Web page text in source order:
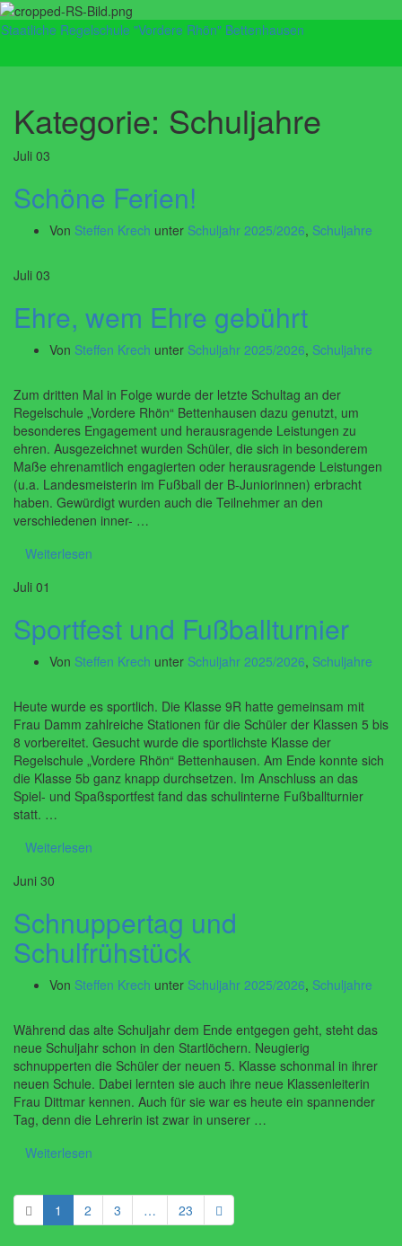
Staatliche Regelschule "Vordere Rhön" Bettenhausen
Kategorie: Schuljahre
Juli 03
Schöne Ferien!
Von Steffen Krech unter Schuljahr 2025/2026, Schuljahre
Juli 03
Ehre, wem Ehre gebührt
Von Steffen Krech unter Schuljahr 2025/2026, Schuljahre
Zum dritten Mal in Folge wurde der letzte Schultag an der
Regelschule „Vordere Rhön“ Bettenhausen dazu genutzt, um
besonderes Engagement und herausragende Leistungen zu
ehren. Ausgezeichnet wurden Schüler, die sich in besonderem
Maße ehrenamtlich engagierten oder herausragende Leistungen
(u.a. Landesmeisterin im Fußball der B-Juniorinnen) erbracht
haben. Gewürdigt wurden auch die Teilnehmer an den
verschiedenen inner- …
Weiterlesen
Juli 01
Sportfest und Fußballturnier
Von Steffen Krech unter Schuljahr 2025/2026, Schuljahre
Heute wurde es sportlich. Die Klasse 9R hatte gemeinsam mit
Frau Damm zahlreiche Stationen für die Schüler der Klassen 5 bis
8 vorbereitet. Gesucht wurde die sportlichste Klasse der
Regelschule „Vordere Rhön“ Bettenhausen. Am Ende konnte sich
die Klasse 5b ganz knapp durchsetzen. Im Anschluss an das
Spiel- und Spaßsportfest fand das schulinterne Fußballturnier
statt. …
Weiterlesen
Juni 30
Schnuppertag und
Schulfrühstück
Von Steffen Krech unter Schuljahr 2025/2026, Schuljahre
Während das alte Schuljahr dem Ende entgegen geht, steht das
neue Schuljahr schon in den Startlöchern. Neugierig
schnupperten die Schüler der neuen 5. Klasse schonmal in ihrer
neuen Schule. Dabei lernten sie auch ihre neue Klassenleiterin
Frau Dittmar kennen. Auch für sie war es heute ein spannender
Tag, denn die Lehrerin ist zwar in unserer …
Weiterlesen
1 2 3 … 23